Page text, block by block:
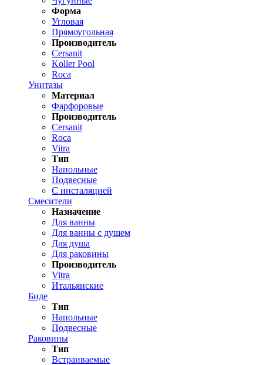
Форма
Угловая
Прямоугольная
Производитель
Cersanit
Koller Pool
Roca
Унитазы
Материал
Фарфоровые
Производитель
Cersanit
Roca
Vitra
Тип
Напольные
Подвесные
С инсталяцией
Смесители
Назначение
Для ванны
Для ванны с душем
Для душа
Для раковины
Производитель
Vitra
Итальянские
Биде
Тип
Напольные
Подвесные
Раковины
Тип
Встраиваемые